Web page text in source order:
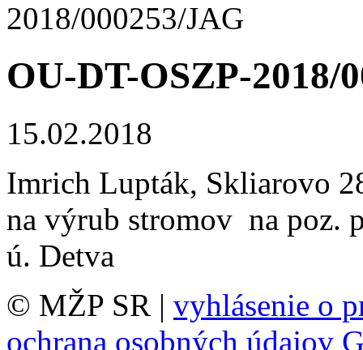
2018/000253/JAG
OU-DT-OSZP-2018/
15.02.2018
Imrich Lupták, Skliarovo
na výrub stromov na poz.
ú. Detva
© MŽP SR | vyhlásenie o
ochrana osobných údajov